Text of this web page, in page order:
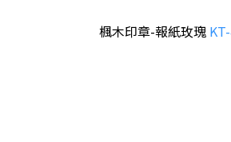
楓木印章-報紙玫瑰